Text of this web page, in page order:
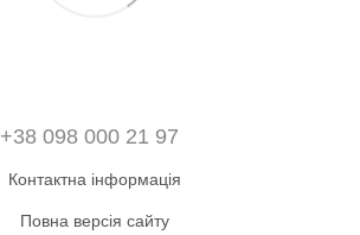
+38 098 000 21 97
Контактна інформація
Повна версія сайту